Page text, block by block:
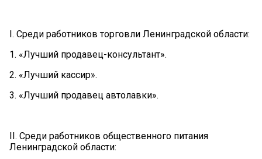
I. Среди работников торговли Ленинградской области:
1. «Лучший продавец-консультант».
2. «Лучший кассир».
3. «Лучший продавец автолавки».
II. Среди работников общественного питания
Ленинградской области: